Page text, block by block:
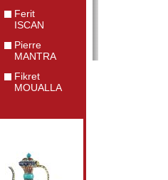
Ferit
ISCAN
Pierre
MANTRA
Fikret
MOUALLA